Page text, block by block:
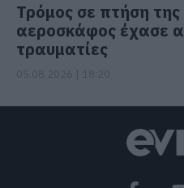
Τρόμος σε πτήση
αεροσκάφος έχασε
τραυματίες